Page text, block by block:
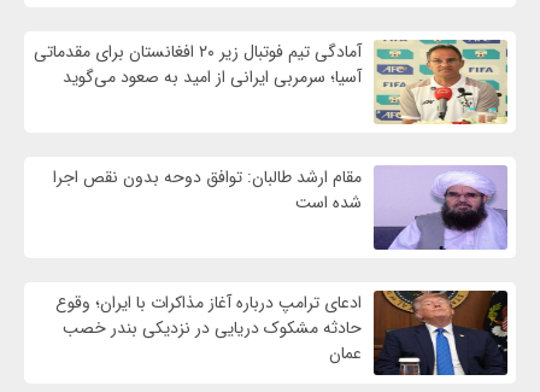
آمادگی تیم فوتبال زیر ۲۰ افغانستان برای مقدماتی
آسیا؛ سرمربی ایرانی از امید به صعود می‌گوید
مقام ارشد طالبان: توافق دوحه بدون نقص اجرا
شده است
ادعای ترامپ درباره آغاز مذاکرات با ایران؛ وقوع
حادثه مشکوک دریایی در نزدیکی بندر خصب
عمان